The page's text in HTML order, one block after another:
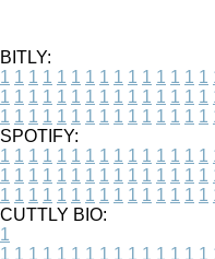
BITLY:
1 1 1 1 1 1 1 1 1 1 1 1 1 1 1
1 1 1 1 1 1 1 1 1 1 1 1 1 1 1
1 1 1 1 1 1 1 1 1 1 1 1 1 1 1
SPOTIFY:
1 1 1 1 1 1 1 1 1 1 1 1 1 1 1
1 1 1 1 1 1 1 1 1 1 1 1 1 1 1
1 1 1 1 1 1 1 1 1 1 1 1 1 1 1
CUTTLY BIO:
1
1 1 1 1 1 1 1 1 1 1 1 1 1 1 1